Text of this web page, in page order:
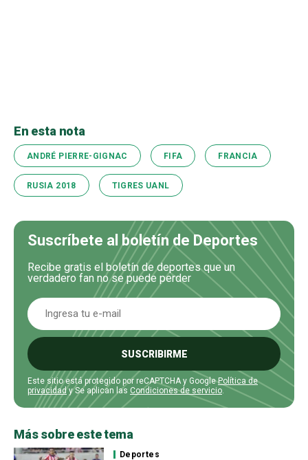
En esta nota
ANDRÉ PIERRE-GIGNAC FIFA FRANCIA
RUSIA 2018 TIGRES UANL
Suscríbete al boletín de Deportes
Recibe gratis el boletín de deportes que un
verdadero fan no se puede perder
SUSCRIBIRME
Este sitio está protegido por reCAPTCHA y GooglePolítica de
privacidady Se aplican las Condiciones de servicio
Más sobre este tema
Deportes